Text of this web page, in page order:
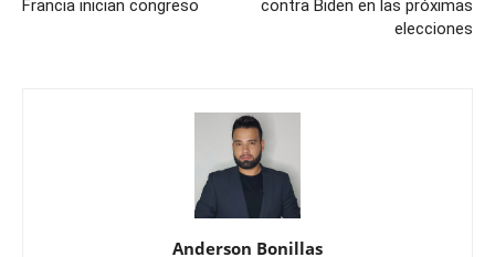
Francia inician congreso
contra Biden en las próximas
elecciones
Anderson Bonillas